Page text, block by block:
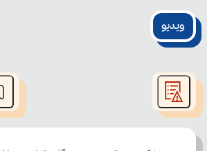
ویدیو
modal
window.
be loaded, either because the server
or because the format is not supported.